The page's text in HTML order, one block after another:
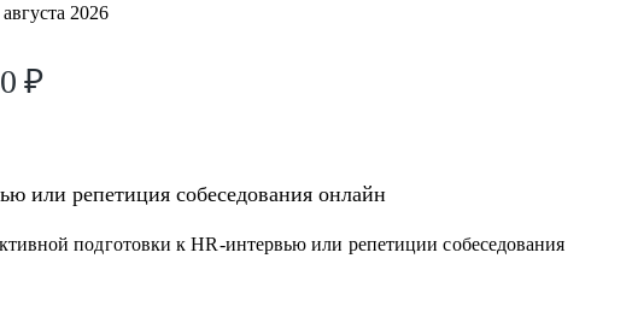
августа 2026
₽
или репетиция собеседования онлайн
подготовки к HR-интервью или репетиции собеседования